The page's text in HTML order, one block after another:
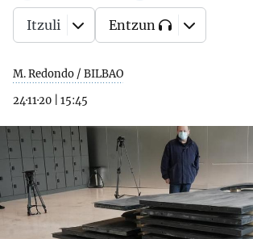
M. Redondo / BILBAO
24·11·20
15:45
Itzuli Entzun